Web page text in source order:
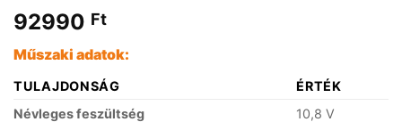
92990 Ft
Műszaki adatok:
TULAJDONSÁG
ÉRTÉK
Névleges feszültség
10,8 V